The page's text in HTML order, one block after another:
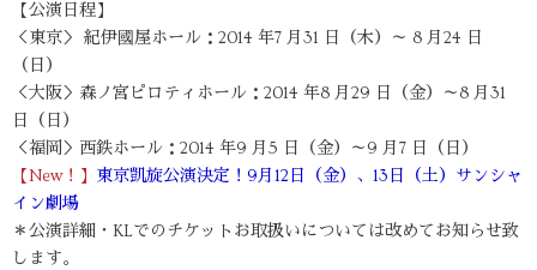
【公演日程】
＜東京＞ 紀伊國屋ホール：2014 年7 月31 日（木）～ 8 月24 日
（日）
＜大阪＞森ノ宮ピロティホール：2014 年8 月29 日（金）～8 月31
日（日）
＜福岡＞西鉄ホール：2014 年9 月5 日（金）～9 月7 日（日）
【New！】 東京凱旋公演決定！9月12日（金）、13日（土）サンシャ
イン劇場
＊公演詳細・KLでのチケットお取扱いについては改めてお知らせ致
します。